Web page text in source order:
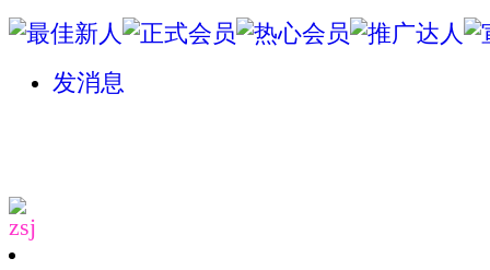
发消息
zsj